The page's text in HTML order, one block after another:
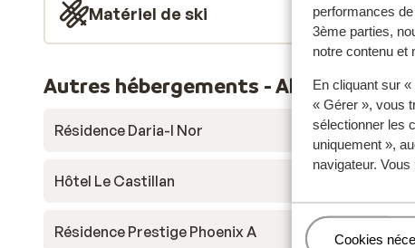
performances
3ème parties,
notre contenu et
En cliquant sur
« Gérer », vous
sélectionner les
uniquement »,
navigateur.
Gérer
Cookies
Matériel de ski
Autres hébergements - Alpe d'Huez
Résidence Daria-I Nor
Hôtel Le Castillan
Résidence Prestige Phoenix A